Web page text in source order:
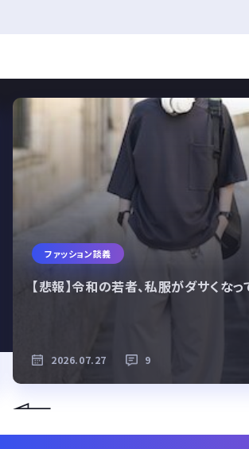
ファッション談義
【悲報】令和の若者、私服がダサくなっ
2026.07.27 9